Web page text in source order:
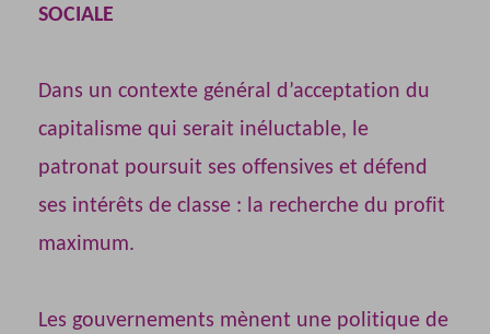
SOCIALE
Dans un contexte général d’acceptation du
capitalisme qui serait inéluctable, le
patronat poursuit ses offensives et défend
ses intérêts de classe : la recherche du profit
maximum.
Les gouvernements mènent une politique de